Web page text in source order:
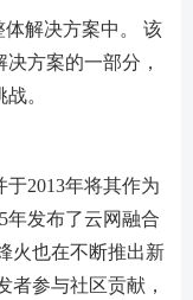
体解决方案中。 该
方案的一部分，
。
于2013年将其作为
年发布了云网融合
火也在不断推出新
者参与社区贡献，